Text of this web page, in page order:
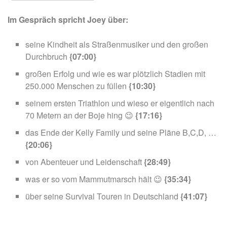
Im Gespräch spricht Joey über:
seine Kindheit als Straßenmusiker und den großen
Durchbruch {07:00}
großen Erfolg und wie es war plötzlich Stadien mit
250.000 Menschen zu füllen {10:30}
seinem ersten Triathlon und wieso er eigentlich nach
70 Metern an der Boje hing 😉 {17:16}
das Ende der Kelly Family und seine Pläne B,C,D, …
{20:06}
von Abenteuer und Leidenschaft{28:49}
was er so vom Mammutmarsch hält 😉 {35:34}
über seine Survival Touren in Deutschland {41:07}